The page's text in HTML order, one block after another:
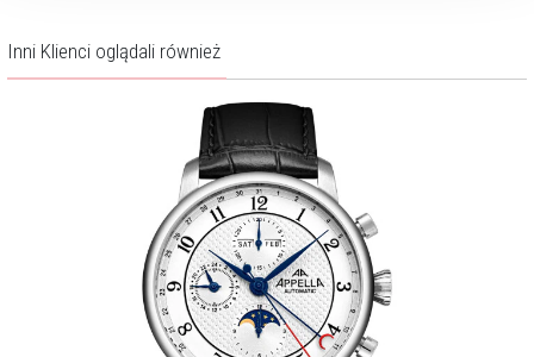
Inni Klienci oglądali również